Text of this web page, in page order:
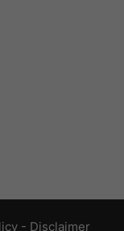
- Disclaimer